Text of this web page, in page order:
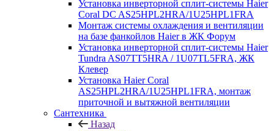
Установка инверторной сплит-системы Haier
Coral DC AS25HPL2HRA/1U25HPL1FRA
Монтаж системы охлаждения и вентиляции
на базе фанкойлов Haier в ЖК Форум
Установка инверторной сплит-системы Haier
Tundra AS07TT5HRA / 1U07TL5FRA, ЖК
Клевер
Установка Haier Coral
AS25HPL2HRA/1U25HPL1FRA, монтаж
приточной и вытяжной вентиляции
Сантехника
Назад